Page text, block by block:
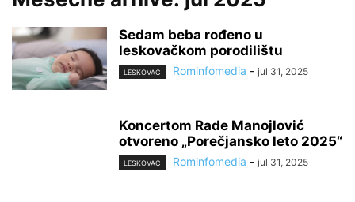
Sedam beba rođeno u
leskovačkom porodilištu
LESKOVAC Rominfomedia - jul 31, 2025
Koncertom Rade Manojlović
otvoreno „Porečjansko leto 2025“
LESKOVAC Rominfomedia - jul 31, 2025